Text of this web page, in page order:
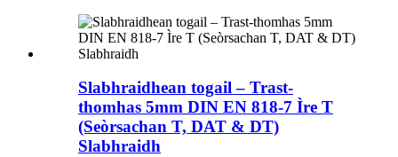
Slabhraidhean togail – Trast-
thomhas 5mm DIN EN 818-7 Ìre T
(Seòrsachan T, DAT & DT)
Slabhraidh